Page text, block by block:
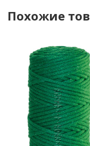
Похожие